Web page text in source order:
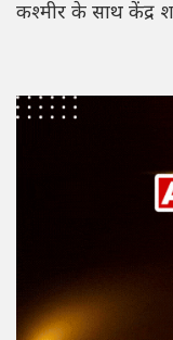
कश्मीर के साथ केंद्र